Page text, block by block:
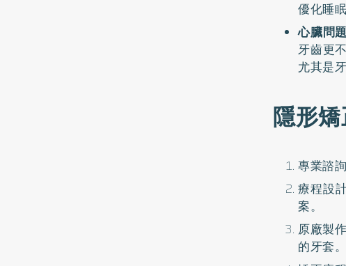
優化睡
心臟問
牙齒更
尤其是
隱形
專業諮
療程設
案。
原廠製
的牙套。